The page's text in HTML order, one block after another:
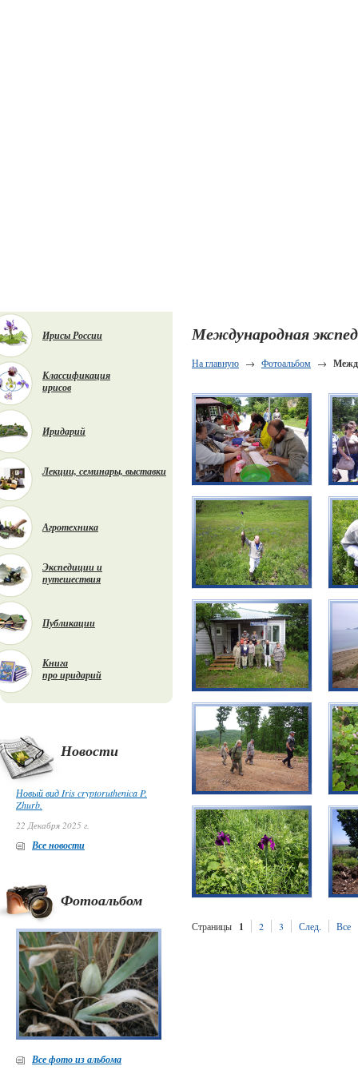
Ирисы России
Классификация
ирисов
Иридарий
Лекции, семинары, выставки
Агротехника
Экспедиции и
путешествия
Публикации
Книга
про иридарий
Новости
Новый вид Iris cryptoruthenica P.
Zhurb.
22 Декабря 2025 г.
Все новости
Фотоальбом
Все фото из альбома
Международная
На главную → Фотоальбом →
Страницы 1 2 3 След. Все